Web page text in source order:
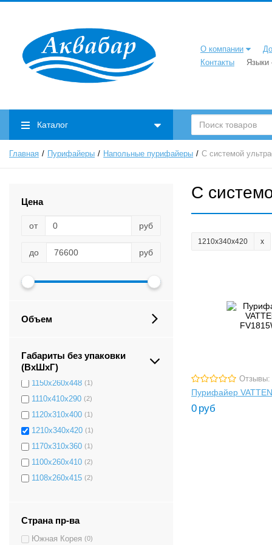
О компании
Контакты
Языки
Каталог
Главная Пурифайеры Напольные пурифайеры С системой
Цена
от руб
до руб
Объем
Габариты без упаковки
(ВxШxГ)
280х320х1050
1200х300х355
1100x290x400
1100х340х350
1230х380х485
1150х340х350
1150х260х448 (1)
1110х410х290 (2)
1120х310х400 (1)
1210х340х420 (1)
1170х310х360 (1)
1100х260х410 (2)
1108х260х415 (2)
540х320х340
1100х260х350 (3)
Страна пр-ва
Южная Корея (0)
С
1210х340х420
Отзывы:
Пурифайер
0 руб